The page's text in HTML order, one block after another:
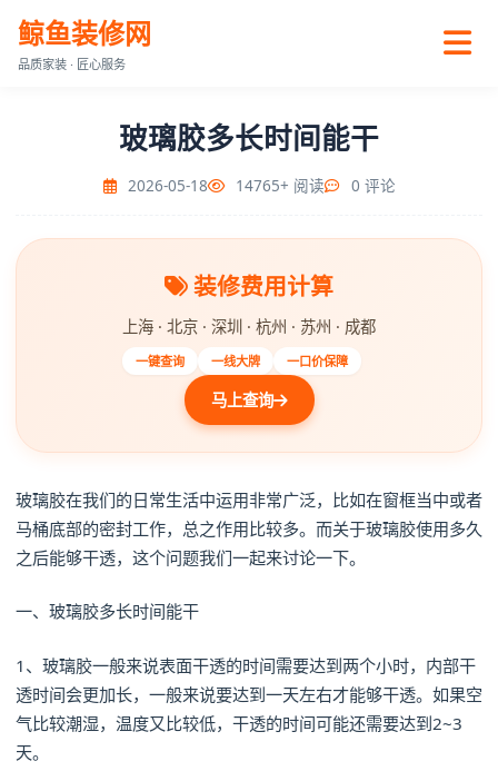
鲸鱼装修网
品质家装 · 匠心服务
玻璃胶多长时间能干
2026-05-18 14765+ 阅读 0 评论
装修费用计算
上海 · 北京 · 深圳 · 杭州 · 苏州 · 成都
一键查询 一线大牌 一口价保障
马上查询
玻璃胶在我们的日常生活中运用非常广泛，比如在窗框当中或者
马桶底部的密封工作，总之作用比较多。而关于玻璃胶使用多久
之后能够干透，这个问题我们一起来讨论一下。
一、玻璃胶多长时间能干
1、玻璃胶一般来说表面干透的时间需要达到两个小时，内部干
透时间会更加长，一般来说要达到一天左右才能够干透。如果空
气比较潮湿，温度又比较低，干透的时间可能还需要达到2~3
天。